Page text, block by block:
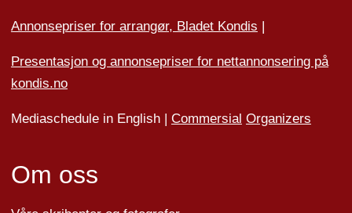
Annonsepriser for arrangør, Bladet Kondis
Presentasjon og annonsepriser for nettannonsering på
kondis.no
Mediaschedule in English | Commersial Organizers
Om oss